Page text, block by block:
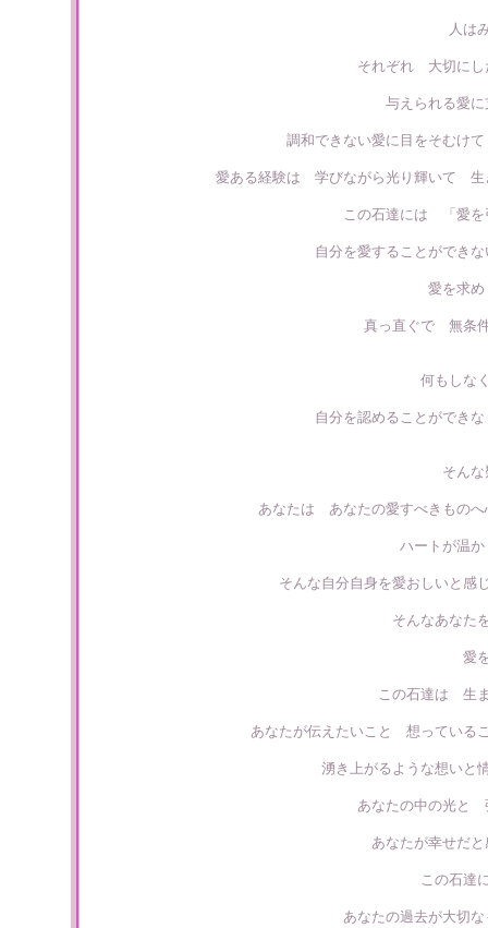
人は
それぞれ 大切にし
与えられる愛
調和できない愛に目をそむ
愛ある経験は 学びながら光り輝いて 生
この石達には 「愛を
自分を愛することができ
愛を求
真っ直ぐで 無条
何もしな
自分を認めることができ
そん
あなたは あなたの愛すべきものへ
ハートが温
そんな自分自身を愛おしいと
そんなあなた
愛
この石達は 生
あなたが伝えたいこと 想っている
湧き上がるような想いと
あなたの中の光と
あなたが幸せだ
この石達
あなたの過去が大切